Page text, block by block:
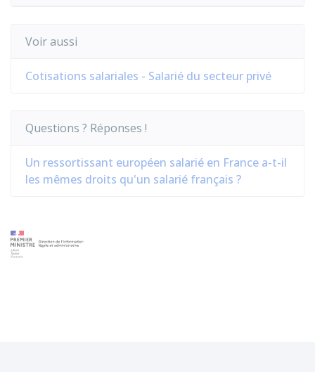
Voir aussi
Cotisations salariales - Salarié du secteur privé
Questions ? Réponses !
Un ressortissant européen salarié en France a-t-il
les mêmes droits qu'un salarié français ?